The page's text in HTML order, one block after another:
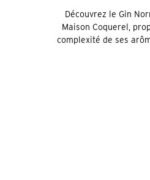
Découvrez le Gin
Maison Coquerel,
complexité de ses